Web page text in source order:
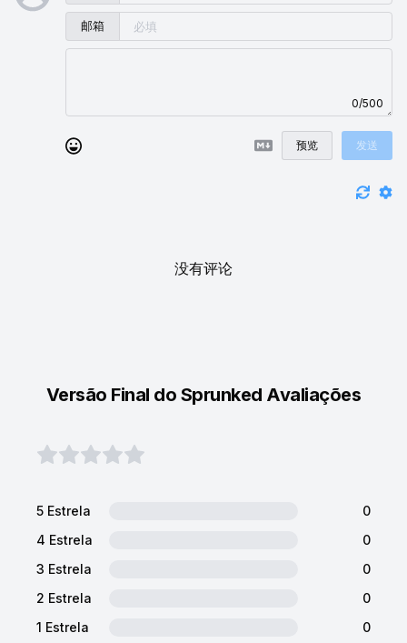
邮箱
0/500
预览 发送
没有评论
Versão Final do Sprunked Avaliações
5 Estrela
0
4 Estrela
0
3 Estrela
0
2 Estrela
0
1 Estrela
0